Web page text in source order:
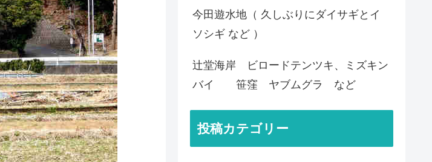
今田遊水地（ 久しぶりにダイサギとイ
ソシギ など ）
辻堂海岸 ビロードテンツキ、ミズキン
バイ 笹窪 ヤブムグラ など
投稿カテゴリー